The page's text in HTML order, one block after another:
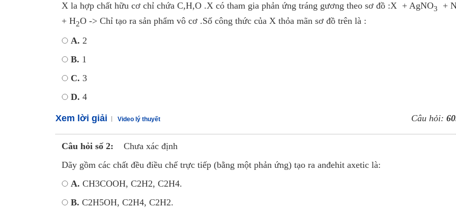
X la hợp chất hữu cơ chỉ chứa C,H,O .X có tham gia phản ứng tráng gương theo sơ đồ :X + AgNO3
+
+ H2O -> Chỉ tạo ra sản phẩm vô cơ .Số công thức của X thỏa mãn sơ đồ trên là :
A. 2
B. 1
C. 3
D. 4
Xem lời giải Video lý thuyết Câu hỏi:
Câu hỏi số 2:
Chưa xác định
Dãy gồm các chất đều điều chế trực tiếp (bằng một phản ứng) tạo ra anđehit axetic là:
A. CH3COOH, C2H2, C2H4.
B. C2H5OH, C2H4, C2H2.